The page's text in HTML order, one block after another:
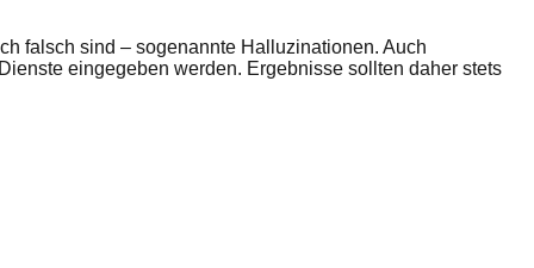
falsch sind – sogenannte Halluzinationen. Auch
eingegeben werden. Ergebnisse sollten daher stets